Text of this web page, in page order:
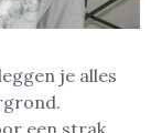
je alles